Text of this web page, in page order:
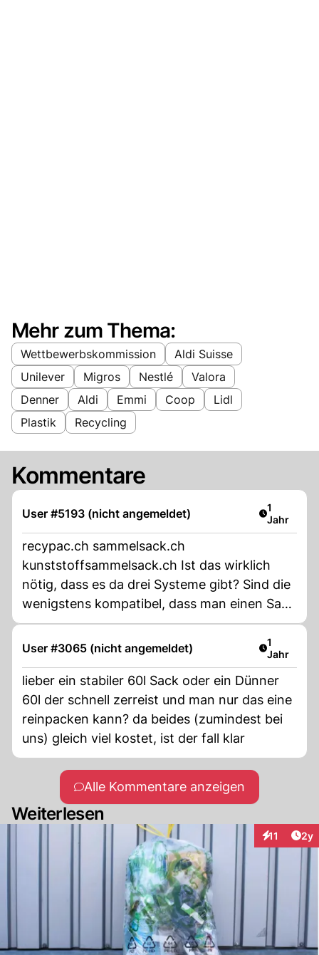
Mehr zum Thema:
Wettbewerbskommission
Aldi Suisse
Unilever
Migros Nestlé
Valora
Denner
Aldi Emmi Coop
Lidl
Plastik
Recycling
Kommentare
User #5193 (nicht angemeldet) Artikel
1
Jahr
recypac.ch sammelsack.ch
kunststoffsammelsack.ch Ist das wirklich
nötig, dass es da drei Systeme gibt? Sind die
wenigstens kompatibel, dass man einen Sack
bei jedem Anbieter abgeben kann, egal bei
welchem der drei man diesen gekauft hat?
Wenn einem hier wie bei den Kehrichtsäcken
eine Anzeige droht, wenn man den Sack
beim falschen Anbieter abgibt, dann macht
das keinen Sinn. Das Plastik wird im Ausland
rezykliert, weil in der Schweiz nicht genug
zusammenkommt, um eine
Entsorgungsanlage wirtschaftlich zu
betreiben. Mit drei verschiedenen Anbietern
ist man da von einer Entsorgung im eigenen
Land noch viel weiter weg.
User #3065 (nicht angemeldet) Artikel
1
Jahr
lieber ein stabiler 60l Sack oder ein Dünner
60l der schnell zerreist und man nur das eine
reinpacken kann? da beides (zumindest bei
uns) gleich viel kostet, ist der fall klar
Alle Kommentare anzeigen
Weiterlesen
11 2y